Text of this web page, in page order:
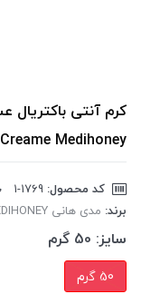
Creame Medihoney
کد محصول:
برند: مدی هانی MEDIHONEY
سایز: 50 گرم
50 گرم